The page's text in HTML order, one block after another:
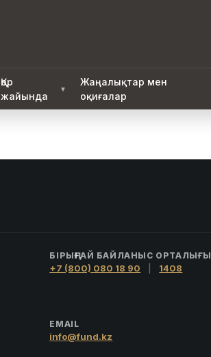
Қор
жайында
▼
Жаңалықтар мен
оқиғалар
БІРЫҢҒАЙ БАЙЛАНЫС ОРТАЛЫҒЫ
+7 (800) 080 18 90 1408
EMAIL
info@fund.kz